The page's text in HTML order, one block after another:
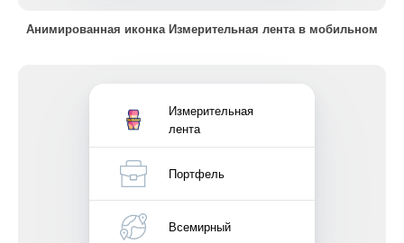
Анимированная иконка Измерительная лента в мобильном
Измерительная
лента
Портфель
Всемирный